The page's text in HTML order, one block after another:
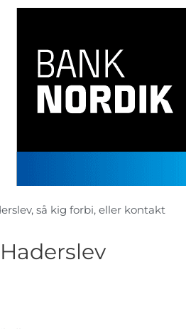
så kig forbi, eller kontakt